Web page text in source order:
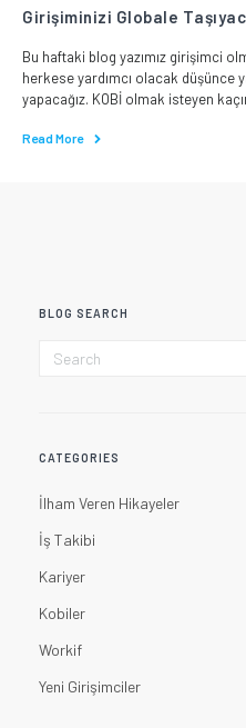
Girişiminizi Globale
Bu haftaki blog yazımız girişimci
herkese yardımcı olacak düşünce
yapacağız. KOBİ olmak isteyen
Read More
BLOG SEARCH
CATEGORIES
İlham Veren Hikayeler
İş Takibi
Kariyer
Kobiler
Workif
Yeni Girişimciler